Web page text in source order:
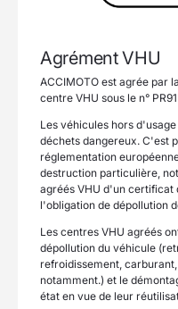
Agrément VHU
ACCIMOTO est agrée par
centre VHU sous le n°
Les véhicules hors
déchets dangereux. C'est
réglementation
destruction particulière,
agréés VHU d'un certificat
l'obligation de dépollution
Les centres VHU agréés
dépollution du véhicule
refroidissement,
notamment.) et le
état en vue de leur